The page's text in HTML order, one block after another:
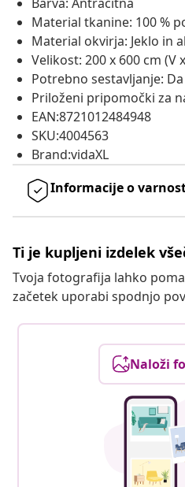
Material tkanine: 100 %
Material okvirja: Jeklo in
Velikost: 200 x 600 cm (V
Potrebno sestavljanje: Da
Priloženi pripomočki za
EAN:8721012484948
SKU:4004563
Brand:vidaXL
Informacije o
Ti je kupljeni izdelek
Tvoja fotografija lahko
začetek uporabi spodnjo
Naloži